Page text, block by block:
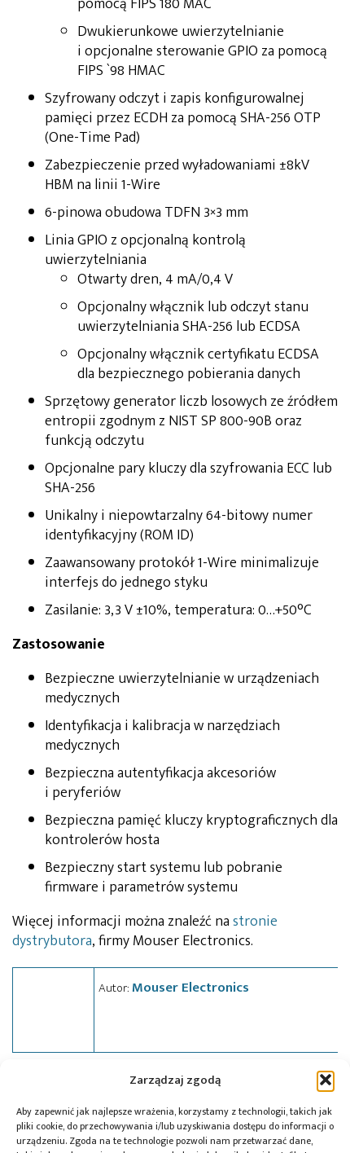
Zarządzaj zgodą
Aby zapewnić jak najlepsze wrażenia, korzystamy z technologii, takich jak
pliki cookie, do przechowywania i/lub uzyskiwania dostępu do informacji o
urządzeniu. Zgoda na te technologie pozwoli nam przetwarzać dane,
Dwukierunkowe uwierzytelnianie
i opcjonalne sterowanie GPIO za pomocą
FIPS `98 HMAC
Szyfrowany odczyt i zapis konfigurowalnej
pamięci przez ECDH za pomocą SHA-256 OTP
(One-Time Pad)
Zabezpieczenie przed wyładowaniami ±8kV
HBM na linii 1-Wire
6-pinowa obudowa TDFN 3×3 mm
Linia GPIO z opcjonalną kontrolą
uwierzytelniania
Otwarty dren, 4 mA/0,4 V
Opcjonalny włącznik lub odczyt stanu
uwierzytelniania SHA-256 lub ECDSA
Opcjonalny włącznik certyfikatu ECDSA
dla bezpiecznego pobierania danych
Sprzętowy generator liczb losowych ze źródłem
entropii zgodnym z NIST SP 800-90B oraz
funkcją odczytu
Opcjonalne pary kluczy dla szyfrowania ECC lub
SHA-256
Unikalny i niepowtarzalny 64-bitowy numer
identyfikacyjny (ROM ID)
Zaawansowany protokół 1-Wire minimalizuje
interfejs do jednego styku
Zasilanie: 3,3 V ±10%, temperatura: 0…+50°C
Zastosowanie
Bezpieczne uwierzytelnianie w urządzeniach
medycznych
Identyfikacja i kalibracja w narzędziach
medycznych
Bezpieczna autentyfikacja akcesoriów
i peryferiów
Bezpieczna pamięć kluczy kryptograficznych dla
kontrolerów hosta
Bezpieczny start systemu lub pobranie
firmware i parametrów systemu
Więcej informacji można znaleźć nastronie
dystrybutora, firmy Mouser Electronics.
Autor:Mouser Electronics
Maxim Integrated,Mouser,Mouser Electronics,
news,uwierzytelnianie